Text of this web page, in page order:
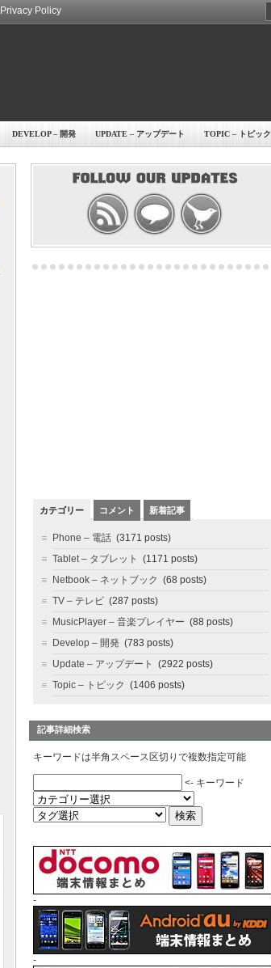
Privacy Policy
DEVELOP – 開発 UPDATE – アップデート TOPIC – トピック
カテゴリー コメント 新着記事
Phone – 電話 (3171 posts)
Tablet – タブレット
(1171 posts)
Netbook – ネットブック (68 posts)
TV – テレビ (287 posts)
MusicPlayer – 音楽プレイヤー (88 posts)
Develop – 開発 (783 posts)
Update – アップデート
(2922 posts)
Topic – トピック (1406 posts)
記事詳細検索
キーワードは半角スペース区切りで複数指定可能
<- キーワード
-
-